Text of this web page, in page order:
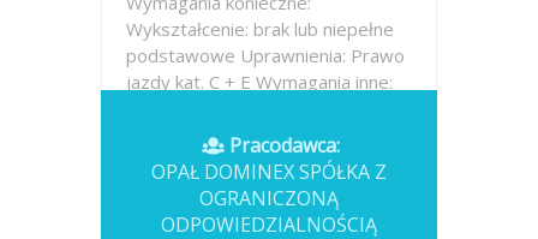
Wykształcenie: brak lub niepełne
podstawowe Uprawnienia: Prawo
jazdy kat. C + E Wymagania inne:
doświadczenie nie jest
wymagane, prawo jazdy kat....
Opublikowano: 2026-07-16
Pracodawca:
OPAŁ DOMINEX SPÓŁKA Z
OGRANICZONĄ
ODPOWIEDZIALNOŚCIĄ